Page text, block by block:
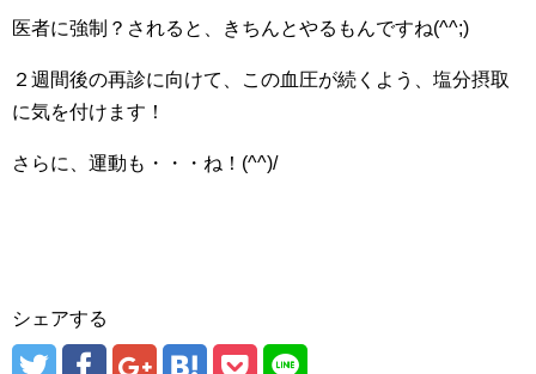
医者に強制？されると、きちんとやるもんですね(^^;)
２週間後の再診に向けて、この血圧が続くよう、塩分摂取
に気を付けます！
さらに、運動も・・・ね！(^^)/
シェアする